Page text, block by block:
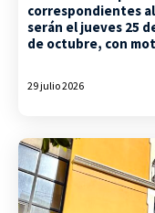
correspondientes
serán el jueves 25
de octubre, con
29 julio 2026